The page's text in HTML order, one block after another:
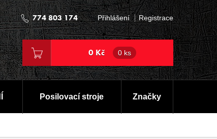
774 803 174 Přihlášení Registrace
0 Kč 0 ks
Posilovací stroje Značky